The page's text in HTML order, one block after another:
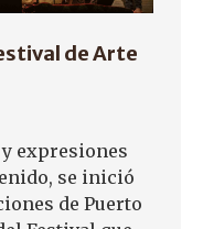
de Arte
expresiones
se inició
de Puerto